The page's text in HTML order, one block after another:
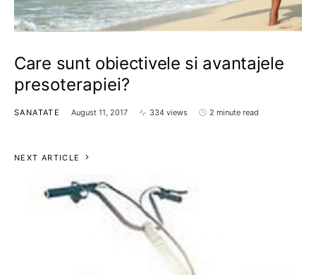
Care sunt obiectivele si avantajele
presoterapiei?
SANATATE August 11, 2017 334 views 2 minute read
NEXT ARTICLE